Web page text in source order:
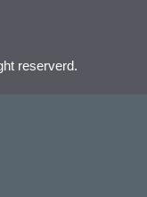
reserverd.